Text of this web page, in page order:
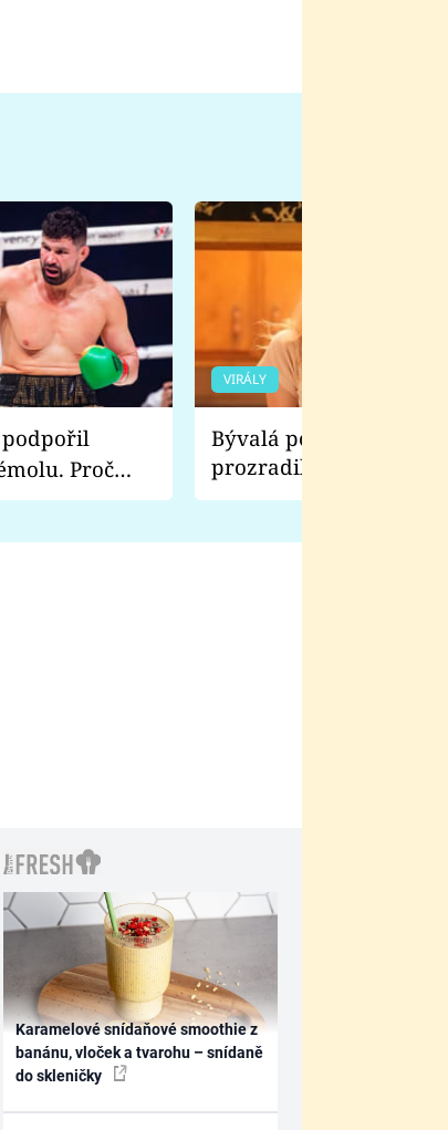
Proč
s ním než
VIRÁLY
Bývalá pornoherečka
prozradila, co ji
natáčení Euforie.
Karamelové snídaňové smoothie z
banánu, vloček a tvarohu – snídaně
do skleničky